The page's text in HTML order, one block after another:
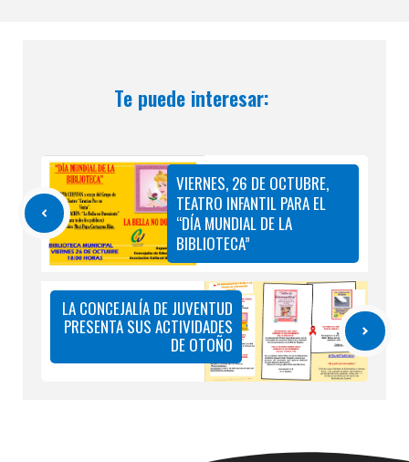
Te puede interesar:
VIERNES, 26 DE OCTUBRE,
TEATRO INFANTIL PARA EL
“DÍA MUNDIAL DE LA
BIBLIOTECA”
LA CONCEJALÍA DE JUVENTUD
PRESENTA SUS ACTIVIDADES
DE OTOÑO